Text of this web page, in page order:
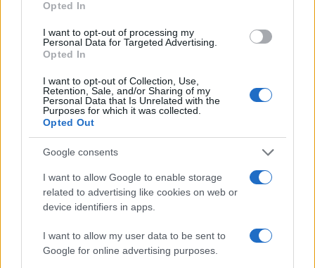
Opted In
I want to opt-out of processing my
Personal Data for Targeted Advertising.
Opted In
I want to opt-out of Collection, Use,
Retention, Sale, and/or Sharing of my
Personal Data that Is Unrelated with the
Purposes for which it was collected.
Opted Out
Google consents
I want to allow Google to enable storage
related to advertising like cookies on web or
device identifiers in apps.
I want to allow my user data to be sent to
Google for online advertising purposes.
configurazione
semplificare manutenzione e audit. Le API o i
connettori nativi facilitano l’invio dei dati di calcolo
la tracciabilità end-to-end.
Casi particolari, eccezioni e best
practice operative
Situazioni frequenti che richiedono attenzione:
componenti variabili con competenza diversa dalla
liquidazione, benefit in natura con trattamenti
specifici, periodi di assenza prolungata, cambi di
inquadramento nel mese, cessazioni e assunzioni